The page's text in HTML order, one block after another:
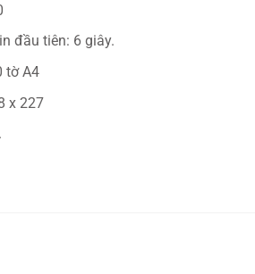
đầu tiên: 6 giây.
tờ A4
x 227